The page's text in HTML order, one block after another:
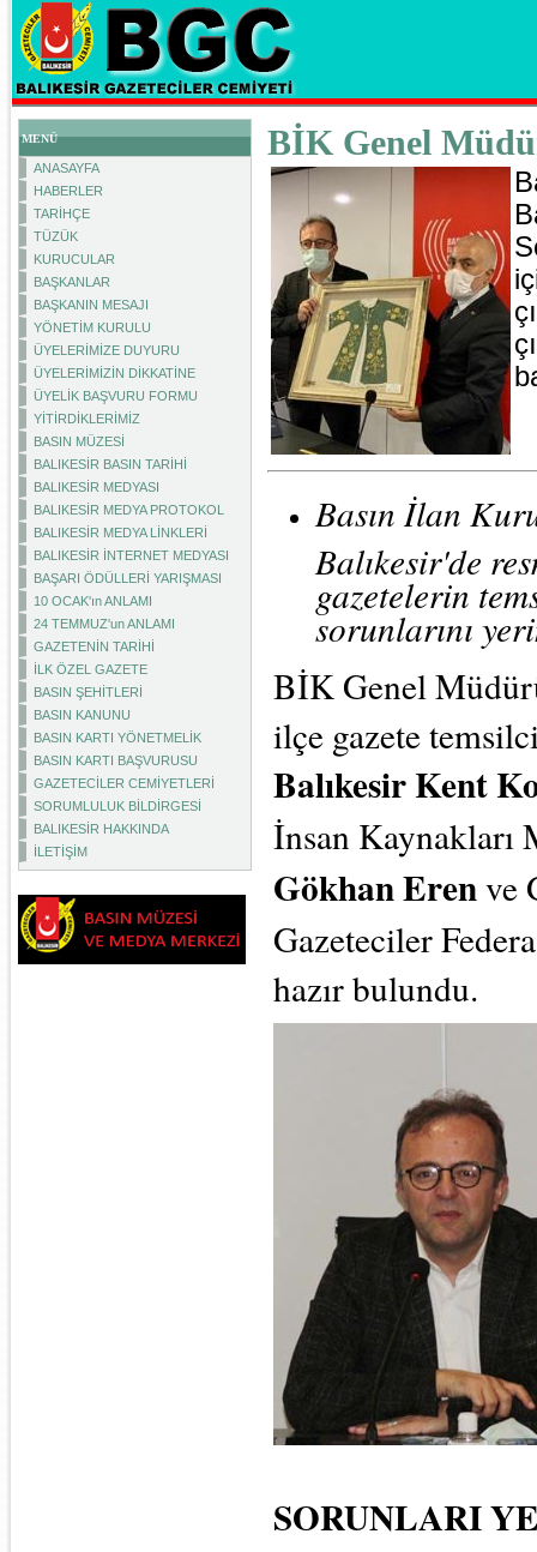
MENÜ
ANASAYFA
HABERLER
TARİHÇE
TÜZÜK
KURUCULAR
BAŞKANLAR
BAŞKANIN MESAJI
YÖNETİM KURULU
ÜYELERİMİZE DUYURU
ÜYELERİMİZİN DİKKATİNE
ÜYELİK BAŞVURU FORMU
YİTİRDİKLERİMİZ
BASIN MÜZESİ
BALIKESİR BASIN TARİHİ
BALIKESİR MEDYASI
BALIKESİR MEDYA PROTOKOL
BALIKESİR MEDYA LİNKLERİ
BALIKESİR İNTERNET MEDYASI
BAŞARI ÖDÜLLERİ YARIŞMASI
10 OCAK'ın ANLAMI
24 TEMMUZ'un ANLAMI
GAZETENİN TARİHİ
İLK ÖZEL GAZETE
BASIN ŞEHİTLERİ
BASIN KANUNU
BASIN KARTI YÖNETMELİK
BASIN KARTI BAŞVURUSU
GAZETECİLER CEMİYETLERİ
SORUMLULUK BİLDİRGESİ
BALIKESİR HAKKINDA
İLETİŞİM
BİK Genel
Basın İlan
Balıkesir'de
gazetelerin
sorunlarını
BİK Genel
ilçe gazete
Balıkesir Kent
İnsan
Gökhan Erenve
Gazeteciler
hazır bulundu.
SORUNLARI